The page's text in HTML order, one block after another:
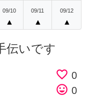
09/10
▲
09/11
▲
09/12
▲
伝いです
favorite_border 0
tag_faces 0